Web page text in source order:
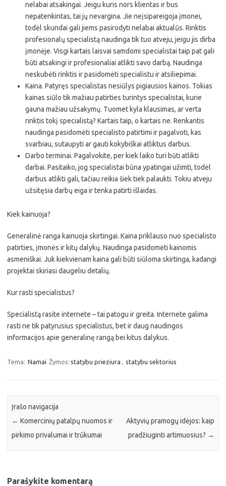
nelabai atsakingai. Jeigu kuris nors klientas ir bus
nepatenkintas, tai jų nevargina. Jie neįsipareigoja įmonei,
todėl skundai gali jiems pasirodyti nelabai aktualūs. Rinktis
profesionalų specialistą naudinga tik tuo atveju, jeigu jis dirba
įmonėje. Visgi kartais laisvai samdomi specialistai taip pat gali
būti atsakingi ir profesionaliai atlikti savo darbą. Naudinga
neskubėti rinktis ir pasidomėti specialistu ir atsiliepimai.
Kaina. Patyręs specialistas nesiūlys pigiausios kainos. Tokias
kainas siūlo tik mažiau patirties turintys specialistai, kurie
gauna mažiau užsakymų. Tuomet kyla klausimas, ar verta
rinktis tokį specialistą? Kartais taip, o kartais ne. Renkantis
naudinga pasidomėti specialisto patirtimi ir pagalvoti, kas
svarbiau, sutaupyti ar gauti kokybiškai atliktus darbus.
Darbo terminai. Pagalvokite, per kiek laiko turi būti atlikti
darbai. Pasitaiko, jog specialistai būna ypatingai užimti, todėl
darbus atlikti gali, tačiau reikia šiek tiek palaukti. Tokiu atveju
užsitęsia darbų eiga ir tenka patirti išlaidas.
Kiek kainuoja?
Generalinė ranga kainuoja skirtingai. Kaina priklauso nuo specialisto
patirties, įmonės ir kitų dalykų. Naudinga pasidomėti kainomis
asmeniškai. Juk kiekvienam kaina gali būti siūloma skirtinga, kadangi
projektai skiriasi daugeliu detalių.
Kur rasti specialistus?
Specialistą rasite internete – tai patogu ir greita. Internete galima
rasti ne tik patyrusius specialistus, bet ir daug naudingos
informacijos apie generalinę rangą bei kitus dalykus.
Tema: Namai Žymos: statybu prieziura , statybu sektorius
Įrašo navigacija
← Komercinių patalpų nuomos ir
pirkimo privalumai ir trūkumai
Aktyvių pramogų idėjos: kaip
pradžiuginti artimuosius? →
Parašykite komentarą